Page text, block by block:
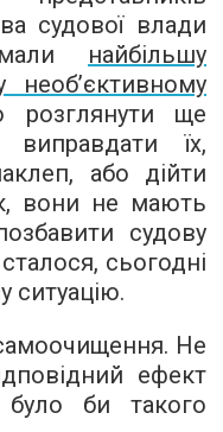
судової влади
найбільшу
необ’єктивному
розглянути ще
їх,
або дійти
вони не мають
судову
сьогодні
ситуацію.
Не
ефект
би такого